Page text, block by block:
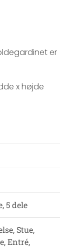
er
x højde
5 dele
Stue,
Entré,